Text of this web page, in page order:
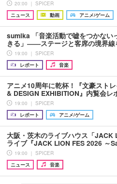
20:00 ｜ SPICER
ニュース
動画 アニメ/ゲーム
sumika 「音楽活動で嘘をつかない
きる」――ステージと客席の境界
19:00 ｜ SPICER
レポート
音楽
アニメ10周年に乾杯！『文豪スト
& DESIGN EXHIBITION』内覧会レ
19:00 ｜ SPICER
レポート
アニメ/ゲーム
大阪・茨木のライブハウス「JACK
ライブ『JACK LION FES 2026
19:00 ｜ SPICER
ニュース
音楽